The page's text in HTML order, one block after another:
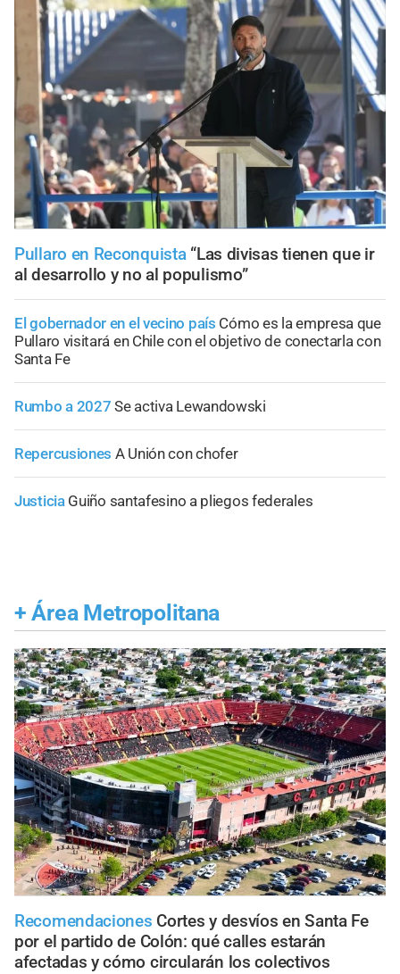
Pullaro en Reconquista “Las divisas tienen que ir
al desarrollo y no al populismo”
El gobernador en el vecino país Cómo es la empresa que
Pullaro visitará en Chile con el objetivo de conectarla con
Santa Fe
Rumbo a 2027 Se activa Lewandowski
Repercusiones A Unión con chofer
Justicia Guiño santafesino a pliegos federales
+ Área Metropolitana
Recomendaciones Cortes y desvíos en Santa Fe
por el partido de Colón: qué calles estarán
afectadas y cómo circularán los colectivos